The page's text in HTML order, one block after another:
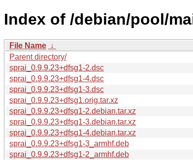
Index of /debian/pool/
File Name ↓
Parent directory/
sprai_0.9.9.23+dfsg1-2.dsc
sprai_0.9.9.23+dfsg1-4.dsc
sprai_0.9.9.23+dfsg1-3.dsc
sprai_0.9.9.23+dfsg1.orig.tar.xz
sprai_0.9.9.23+dfsg1-2.debian.tar.xz
sprai_0.9.9.23+dfsg1-3.debian.tar.xz
sprai_0.9.9.23+dfsg1-4.debian.tar.xz
sprai_0.9.9.23+dfsg1-3_armhf.deb
sprai_0.9.9.23+dfsg1-2_armhf.deb